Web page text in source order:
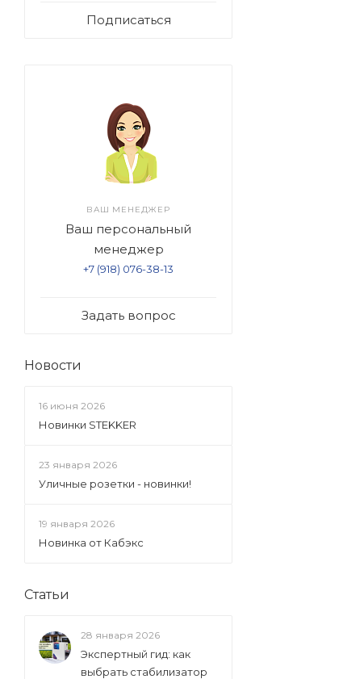
Подписаться
ВАШ МЕНЕДЖЕР
Ваш персональный
менеджер
+7 (918) 076-38-13
Задать вопрос
Новости
16 июня 2026
Новинки STEKKER
23 января 2026
Уличные розетки - новинки!
19 января 2026
Новинка от Кабэкс
Статьи
28 января 2026
Экспертный гид: как
выбрать стабилизатор